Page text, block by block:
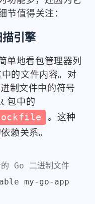
节值得关注：
引擎
单地看包管理器列
的文件内容。对
制文件中的符号
包中的
。这种
赖关系。
Go 二进制文件